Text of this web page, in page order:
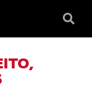
Caixa
de